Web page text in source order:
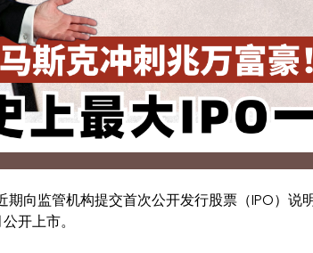
向监管机构提交首次公开发行股票（IPO）说
开上市。